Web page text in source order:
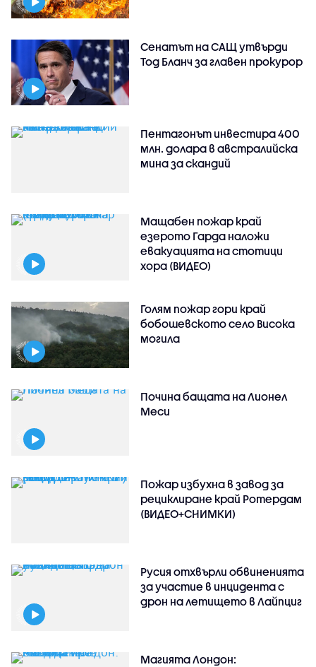
Сенатът на САЩ утвърди
Тод Бланч за главен прокурор
Пентагонът инвестира 400
млн. долара в австралийска
мина за скандий
Мащабен пожар край
езерото Гарда наложи
евакуацията на стотици
хора (ВИДЕО)
Голям пожар гори край
бобошевското село Висока
могила
Почина бащата на Лионел
Меси
Пожар избухна в завод за
рециклиране край Ротердам
(ВИДЕО+СНИМКИ)
Русия отхвърли обвиненията
за участие в инцидента с
дрон на летището в Лайпциг
Магията Лондон: